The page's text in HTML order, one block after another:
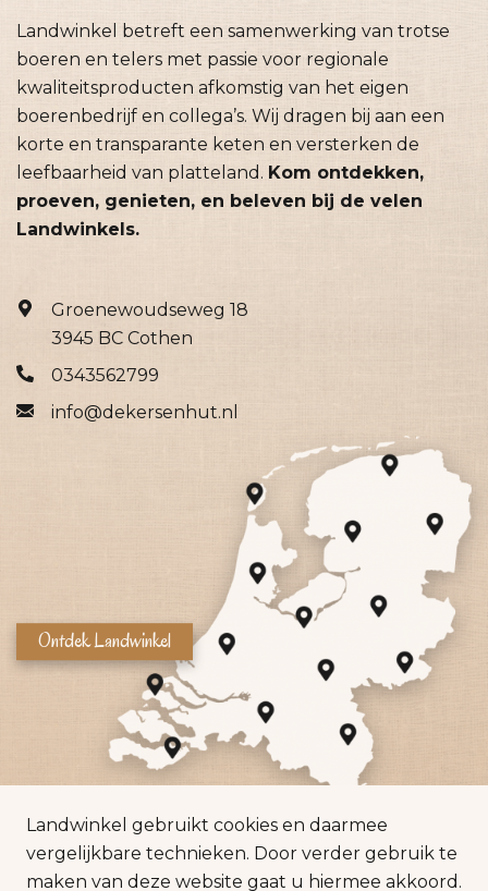
Landwinkel betreft een samenwerking van trotse
boeren en telers met passie voor regionale
kwaliteitsproducten afkomstig van het eigen
boerenbedrijf en collega’s. Wij dragen bij aan een
korte en transparante keten en versterken de
leefbaarheid van platteland. Kom ontdekken,
proeven, genieten, en beleven bij de velen
Landwinkels.
Groenewoudseweg 18
3945 BC Cothen
0343562799
info@dekersenhut.nl
Ontdek Landwinkel
Landwinkel gebruikt cookies en daarmee
vergelijkbare technieken. Door verder gebruik te
maken van deze website gaat u hiermee akkoord.